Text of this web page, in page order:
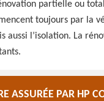
partielle ou
toujours par la
aussi l’isolation. La
ASSURÉE PAR HP